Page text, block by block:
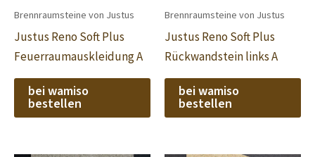
Brennraumsteine von Justus
Justus Reno Soft Plus
Feuerraumauskleidung A
bei wamiso
bestellen
Brennraumsteine von Justus
Justus Reno Soft Plus
Rückwandstein links A
bei wamiso
bestellen